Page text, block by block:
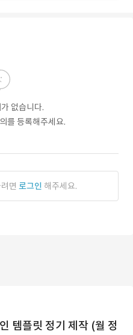
없습니다.
를 등록해주세요.
면 로그인 해주세요.
템플릿 정기 제작 (월 정